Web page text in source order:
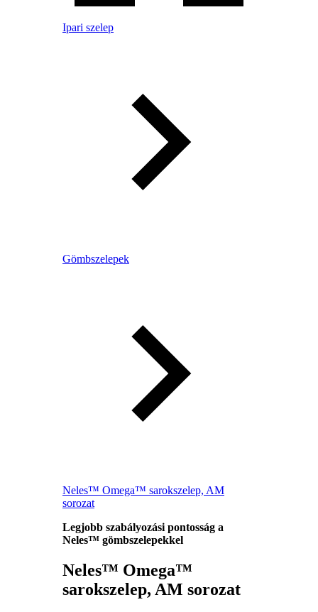
Ipari szelep
Gömbszelepek
Neles™ Omega™ sarokszelep, AM
sorozat
Legjobb szabályozási pontosság a
Neles™ gömbszelepekkel
Neles™ Omega™
sarokszelep, AM sorozat